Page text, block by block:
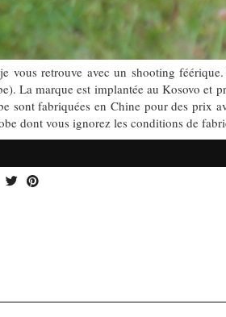
vous retrouve avec un shooting
La marque est implantée au Kosovo et
sont fabriquées en Chine pour des prix
dont vous ignorez les conditions de